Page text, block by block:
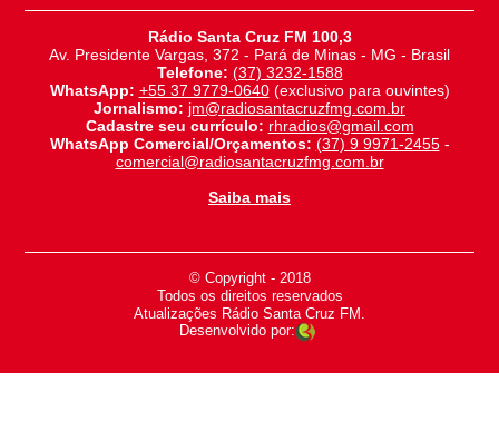
Rádio Santa Cruz FM 100,3
Av. Presidente Vargas, 372 - Pará de Minas - MG - Brasil
Telefone: (37) 3232-1588
WhatsApp: +55 37 9779-0640(exclusivo para ouvintes)
Jornalismo: jm@radiosantacruzfmg.com.br
Cadastre seu currículo: rhradios@gmail.com
WhatsApp Comercial/Orçamentos: (37) 9 9971-2455-
comercial@radiosantacruzfmg.com.br
Saiba mais
© Copyright - 2018
-
Todos os direitos reservados
-
Atualizações Rádio Santa Cruz FM.
Desenvolvido por: